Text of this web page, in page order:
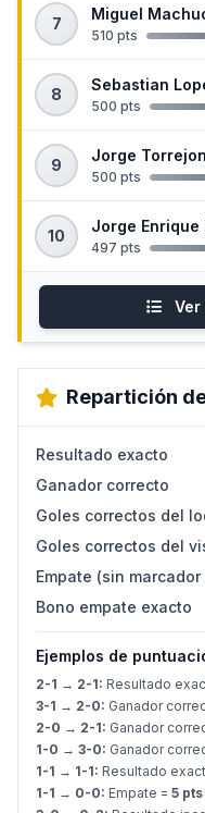
7
Miguel
510 pts
8
Sebastian
500 pts
9
Jorge Torrejon
500 pts
10
Jorge Enrique
497 pts
Ver
Repartición
Resultado exacto
Ganador correcto
Goles correctos del
Goles correctos del
Empate (sin
Bono empate exacto
Ejemplos de
2-1 → 2-1: Resultado
3-1 → 2-0: Ganador
2-0 → 2-1: Ganador
1-0 → 3-0: Ganador
1-1 → 1-1: Resultado
1-1 → 0-0: Empate = 5 pts